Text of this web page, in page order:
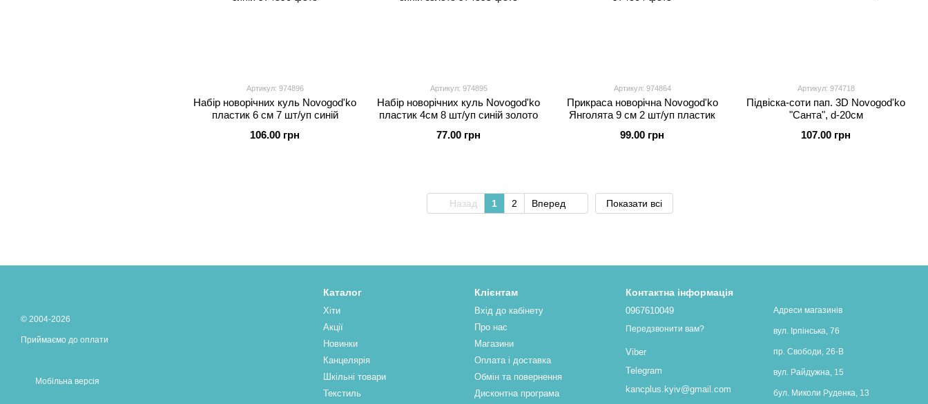
Артикул: 974896
Набір новорічних куль Novogod'ko
пластик 6 cм 7 шт/уп синій
106.00 грн
Артикул: 974895
Набір новорічних куль Novogod'ko
пластик 4см 8 шт/уп синій золото
77.00 грн
Артикул: 974864
Прикраса новорічна Novogod'ko
Янголята 9 см 2 шт/уп пластик
99.00 грн
Артикул: 974718
Підвіска-соти пап. 3D Novogod'ko
"Санта", d-20см
107.00 грн
Назад 1 2 Вперед Показати всі
© 2004-2026
Приймаємо до оплати
Мобільна версія
Каталог
Хіти
Акції
Новинки
Канцелярія
Шкільні товари
Текстиль
Клієнтам
Вхід до кабінету
Про нас
Магазини
Оплата і доставка
Обмін та повернення
Дисконтна програма
Контактна інформація
0967610049
Передзвонити вам?
Viber
Telegram
kancplus.kyiv@gmail.com
Адреси магазинів
вул. Ірпінська, 76
пр. Свободи, 26-В
вул. Райдужна, 15
бул. Миколи Руденка, 13